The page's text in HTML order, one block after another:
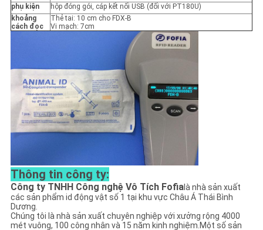
phụ kiện
hộp đóng gói, cáp kết nối USB (đối với PT180U)
khoảng
cách đọc
Thẻ tai: 10 cm cho FDX-B
Vi mạch: 7cm
Thông tin công ty:
Công ty TNHH Công nghệ Vô Tích Fofialà nhà sản xuất
các sản phẩm id động vật số 1 tại khu vực Châu Á Thái Bình
Dương.
Chúng tôi là nhà sản xuất chuyên nghiệp với xưởng rộng 4000
mét vuông, 100 công nhân và 15 năm kinh nghiệm.Một số sản